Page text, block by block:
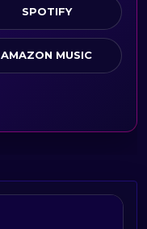
SPOTIFY
AMAZON MUSIC